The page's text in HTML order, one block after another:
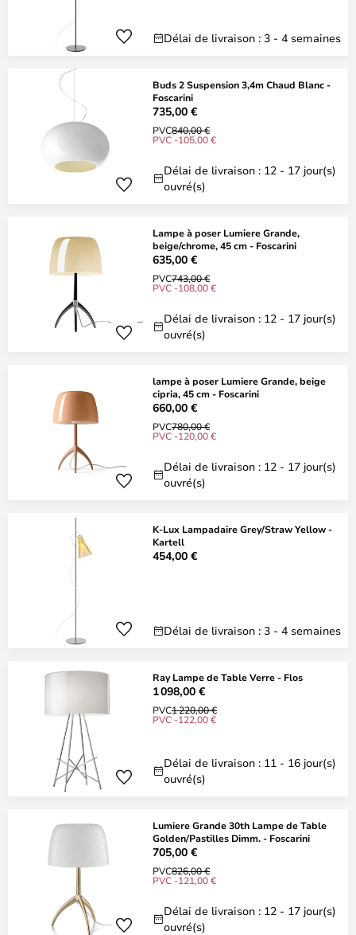
Délai de livraison : 3 - 4 semaines
Buds 2 Suspension 3,4m Chaud Blanc -
Foscarini
735,00 €
PVC840,00 €
PVC -105,00 €
Délai de livraison : 12 - 17 jour(s)
ouvré(s)
Lampe à poser Lumiere Grande,
beige/chrome, 45 cm - Foscarini
635,00 €
PVC743,00 €
PVC -108,00 €
Délai de livraison : 12 - 17 jour(s)
ouvré(s)
lampe à poser Lumiere Grande, beige
cipria, 45 cm - Foscarini
660,00 €
PVC780,00 €
PVC -120,00 €
Délai de livraison : 12 - 17 jour(s)
ouvré(s)
K-Lux Lampadaire Grey/Straw Yellow -
Kartell
454,00 €
Délai de livraison : 3 - 4 semaines
Ray Lampe de Table Verre - Flos
1 098,00 €
PVC1 220,00 €
PVC -122,00 €
Délai de livraison : 11 - 16 jour(s)
ouvré(s)
Lumiere Grande 30th Lampe de Table
Golden/Pastilles Dimm. - Foscarini
705,00 €
PVC826,00 €
PVC -121,00 €
Délai de livraison : 12 - 17 jour(s)
ouvré(s)